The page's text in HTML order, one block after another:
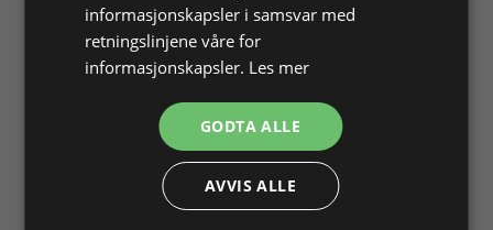
klikklås, liten 925/-
Ø 12,4 mm, T 1,75 mm
På lager
Hjerte creol med hengsel
925/-
L 18 x B 15,5 x T 1,9 mm
Varenr. 314229
informasjonskapsler i samsvar med
retningslinjene våre for
informasjonskapsler. Les mer
GODTA ALLE
AVVIS ALLE